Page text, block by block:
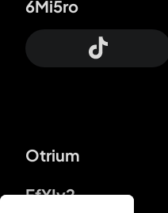
Otrium
FfYIy2
6Mi5ro